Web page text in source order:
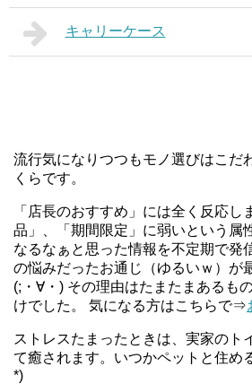
キャリーケース
流行気になりつつもモノ選びはこだ
くらです。
「店長のおすすめ」には全く反応し
品」、「期間限定」に弱いという属
なるなぁと思った情報を不定期で発
の悩みだったお通じ（ゆるいｗ）が
(;・∀・) その理由はたまたまあるも
けでした。 気になる方はこちらで⇒
ストレスたまったときは、実家のト
て癒されます。いつかペットと住め
*)